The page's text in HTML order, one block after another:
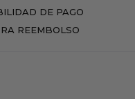
DE PAGO
REEMBOLSO